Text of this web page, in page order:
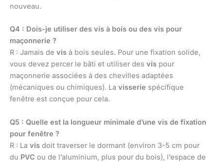
nouveau.
Q4 : Dois-je utiliser des vis à bois ou des vis pour
maçonnerie ?
R : Jamais de vis à bois seules. Pour une fixation solide,
vous devez percer le bâti et utiliser des vis pour
maçonnerie associées à des chevilles adaptées
(mécaniques ou chimiques). La visserie spécifique
fenêtre est conçue pour cela.
Q5 : Quelle est la longueur minimale d’une vis de fixation
pour fenêtre ?
R : La vis doit traverser le dormant (environ 3-5 cm pour
du PVC ou de l’aluminium, plus pour du bois), l’espace de